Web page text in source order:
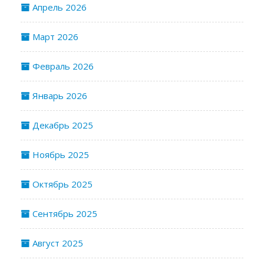
Апрель 2026
Март 2026
Февраль 2026
Январь 2026
Декабрь 2025
Ноябрь 2025
Октябрь 2025
Сентябрь 2025
Август 2025